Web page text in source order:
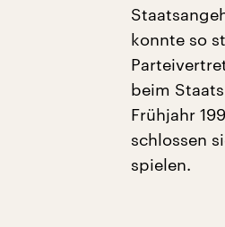
konnte so
beim
Frühjahr
schlossen
spielen.